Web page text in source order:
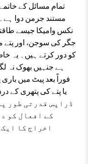
تمام مسائل کے
مستند جرمن دوا ہے۔
نکس وامیکا جیسے
کو دور کرتے ہیں۔ یہ
ہے جنہیں بھوک نہ
فوراً بعد پیٹ میں
کے افعال کو
اخراج کا